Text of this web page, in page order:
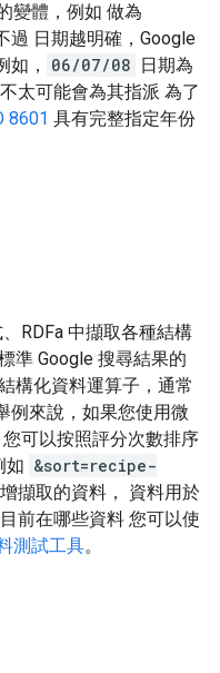
變體，例如 做為
過 日期越明確，Google
如，
06/07/08 日期為
太可能會為其指派 為了
8601 具有完整指定年份
RDFa 中擷取各種結構
準 Google 搜尋結果的
構化資料運算子，通常
例來說，如果您使用微
可以按照評分次數排序
如 &sort=recipe-
擷取的資料， 資料用於
前在哪些資料 您可以使
測試工具。